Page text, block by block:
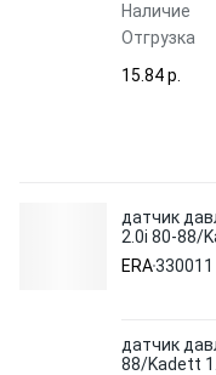
Наличие
Отгрузка
15.84 p.
датчик
2.0i 80-88/
ERA330011
датчик
88/Kadett